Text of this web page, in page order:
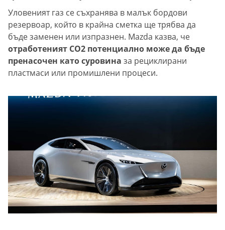
Уловеният газ се съхранява в малък бордови
резервоар, който в крайна сметка ще трябва да
бъде заменен или изпразнен. Mazda казва, че
отработеният CO2 потенциално може да бъде
пренасочен като суровина за рециклирани
пластмаси или промишлени процеси.